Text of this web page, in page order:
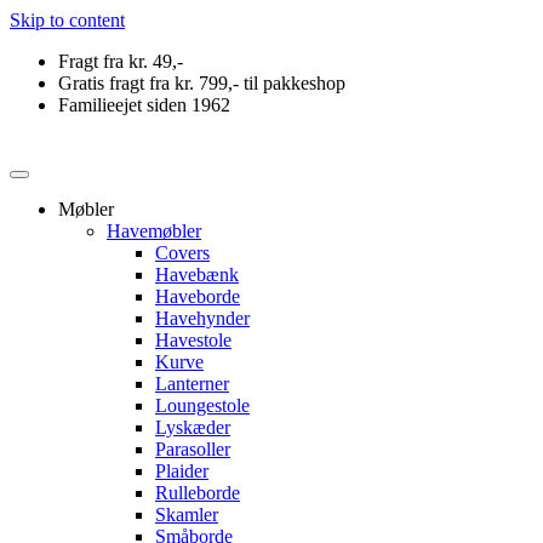
Skip to content
Fragt fra kr. 49,-
Gratis fragt fra kr. 799,- til pakkeshop
Familieejet siden 1962
Møbler
Havemøbler
Covers
Havebænk
Haveborde
Havehynder
Havestole
Kurve
Lanterner
Loungestole
Lyskæder
Parasoller
Plaider
Rulleborde
Skamler
Småborde